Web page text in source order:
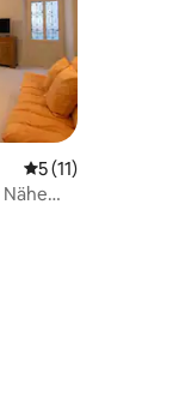
Durchschnittliche
5 (11)